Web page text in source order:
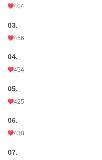
文字数
週間ポイント
月間ポイント
年間ポイント
累計ポイント
404
03.
456
04.
454
05.
425
06.
438
07.